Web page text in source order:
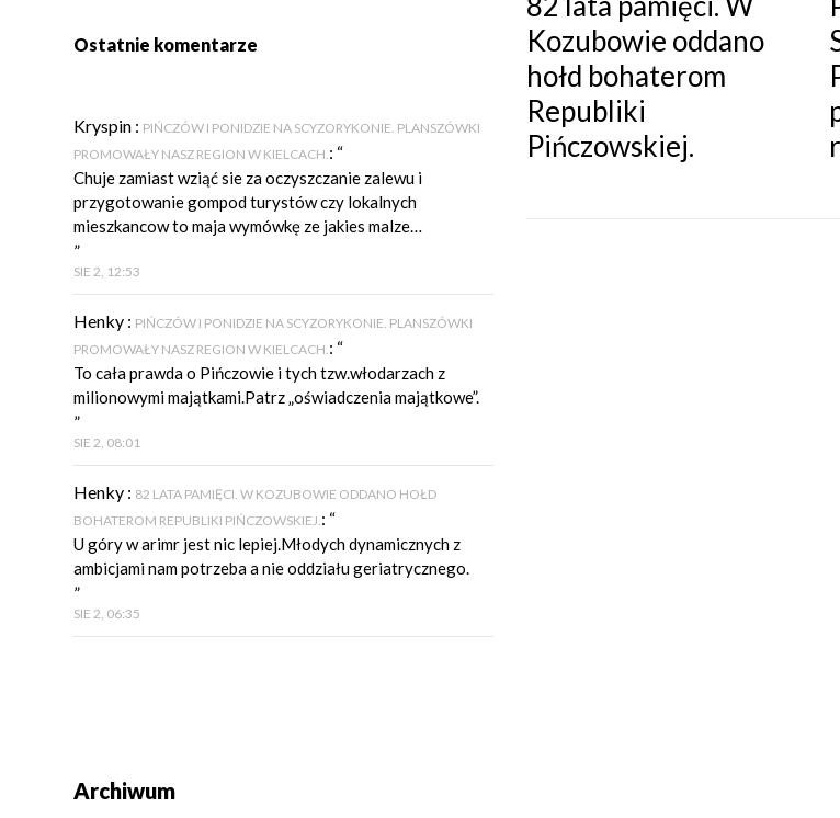
Ostatnie komentarze
Kryspin : PIŃCZÓW I PONIDZIE NA SCYZORYKONIE. PLANSZÓWKI
PROMOWAŁY NASZ REGION W KIELCACH.: “
Chuje zamiast wziąć sie za oczyszczanie zalewu i
przygotowanie gompod turystów czy lokalnych
mieszkancow to maja wymówkę ze jakies malze…
”
SIE 2, 12:53
Henky : PIŃCZÓW I PONIDZIE NA SCYZORYKONIE. PLANSZÓWKI
PROMOWAŁY NASZ REGION W KIELCACH.: “
To cała prawda o Pińczowie i tych tzw.włodarzach z
milionowymi majątkami.Patrz „oświadczenia majątkowe”.
”
SIE 2, 08:01
Henky : 82 LATA PAMIĘCI. W KOZUBOWIE ODDANO HOŁD
BOHATEROM REPUBLIKI PIŃCZOWSKIEJ.: “
U góry w arimr jest nic lepiej.Młodych dynamicznych z
ambicjami nam potrzeba a nie oddziału geriatrycznego.
”
SIE 2, 06:35
Archiwum
Kozubowie oddano
hołd bohaterom
Republiki
Pińczowskiej.